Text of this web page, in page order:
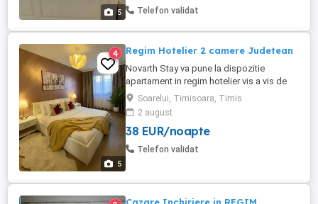
5 Telefon validat
5
4 Regim Hotelier 2 camere Judetean
Novarth Stay va pune la dispozitie
apartament in regim hotelier vis a vis de
spitalul Judetean si 2 minute de
McDonald s. Apartamentul este compus
dintr-un dormitor cu pat matrimonial,
living, bucatarie si baie. Complet mobilat
si utilat cu toate dotarile necesare pentru
Soarelui, Timisoara, Timis
2 august
38 EUR/noapte
Telefon validat